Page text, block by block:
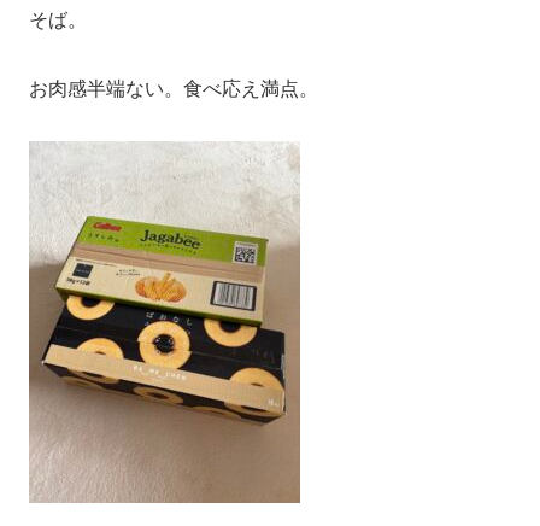
そば。
お肉感半端ない。食べ応え満点。